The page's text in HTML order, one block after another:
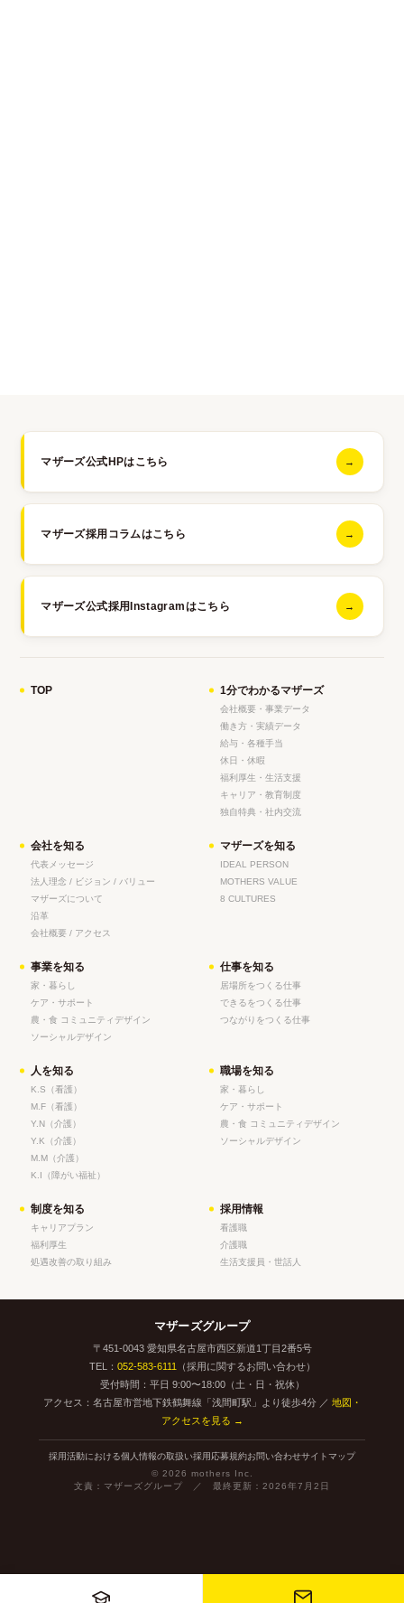
マザーズ公式HPはこちら →
マザーズ採用コラムはこちら →
マザーズ公式採用Instagramはこちら →
TOP 1分でわかるマザーズ
会社概要・事業データ
働き方・実績データ
給与・各種手当
休日・休暇
福利厚生・生活支援
キャリア・教育制度
独自特典・社内交流
会社を知る
代表メッセージ
法人理念 / ビジョン / バリュー
マザーズについて
沿革
会社概要 / アクセス
マザーズを知る
IDEAL PERSON
MOTHERS VALUE
8 CULTURES
事業を知る
家・暮らし
ケア・サポート
農・食 コミュニティデザイン
ソーシャルデザイン
仕事を知る
居場所をつくる仕事
できるをつくる仕事
つながりをつくる仕事
人を知る
K.S（看護）
M.F（看護）
Y.N（介護）
Y.K（介護）
M.M（介護）
K.I（障がい福祉）
職場を知る
家・暮らし
ケア・サポート
農・食 コミュニティデザイン
ソーシャルデザイン
制度を知る
キャリアプラン
福利厚生
処遇改善の取り組み
採用情報
看護職
介護職
生活支援員・世話人
マザーズグループ
〒451-0043 愛知県名古屋市西区新道1丁目2番5号
TEL： 052-583-6111
（採用に関するお問い合わせ）
受付時間：平日 9:00〜18:00（土・日・祝休）
アクセス：名古屋市営地下鉄鶴舞線「浅間町駅」より徒歩4分 ／ 地図・
アクセスを見る →
採用活動における個人情報の取扱い採用応募規約お問い合わせサイトマップ
© 2026 mothers Inc.
文責：マザーズグループ ／ 最終更新： 2026年7月2日